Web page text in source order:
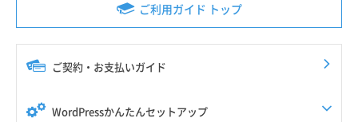
ご利用ガイド トップ
ご契約・お支払いガイド
WordPressかんたんセットアップ